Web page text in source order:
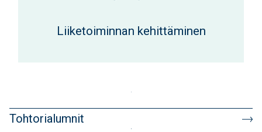
Liiketoiminnan kehittäminen
Tohtorialumnit